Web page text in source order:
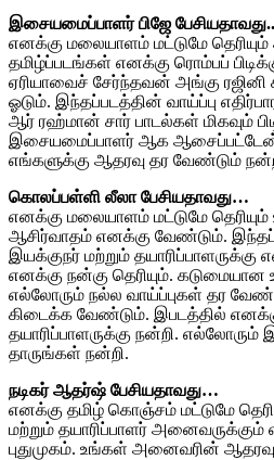
இசையமைப்பாளர் பிஜே பேசியதாவது..
எனக்கு மலையாளம் மட்டுமே
தமிழ்ப்படங்கள் எனக்கு ரொம்பப்
ஏரியாவைச் சேர்ந்தவன் அங்கு
ஓடும். இந்தப்படத்தின் வாய்ப்பு
ஆர் ரஹ்மான் சார் பாடல்கள் மிகவும்
இசையமைப்பாளர் ஆக ஆசைப்பட்டேன்
எங்களுக்கு ஆதரவு தர வேண்டும்
கொலப்பள்ளி லீலா பேசியதாவது…
எனக்கு மலையாளம் மட்டுமே
ஆசிர்வாதம் எனக்கு வேண்டும்.
இயக்குநர் மற்றும்
எனக்கு நன்கு தெரியும். கடுமையான
எல்லோரும் நல்ல வாய்ப்புகள் தர
கிடைக்க வேண்டும். இபடத்தில்
தயாரிப்பாளருக்கு நன்றி. எல்லோரும்
தாருங்கள் நன்றி.
நடிகர் ஆதர்ஷ் பேசியதாவது…
எனக்கு தமிழ் கொஞ்சம் மட்டுமே
மற்றும் தயாரிப்பாளர்
புதுமுகம். உங்கள் அனைவரின்